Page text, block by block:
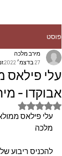
פוסט
עלי פילאס
אבוקדו -
מירב מלכה
27 בדצמ׳ 2022
דירוג של NaN מתוך 5 כוכבים
עלי פילאס
מלכה
להכניס ריבוע